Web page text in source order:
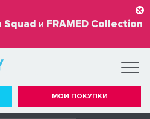
Squad и FRAMED Collection
МОИ ПОКУПКИ